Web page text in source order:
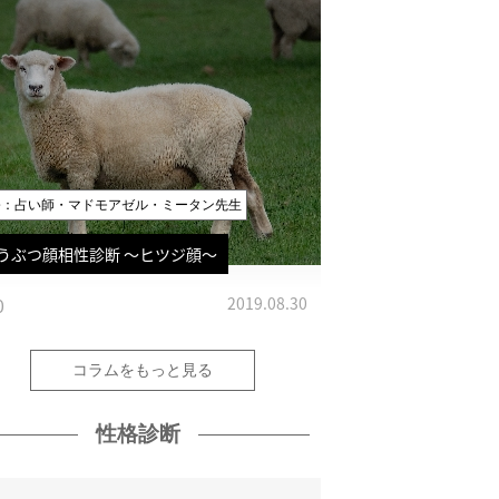
占い師・マドモアゼル・ミータン先生
ぶつ顔相性診断 〜ヒツジ顔〜
2019.08.30
コラムをもっと見る
性格診断